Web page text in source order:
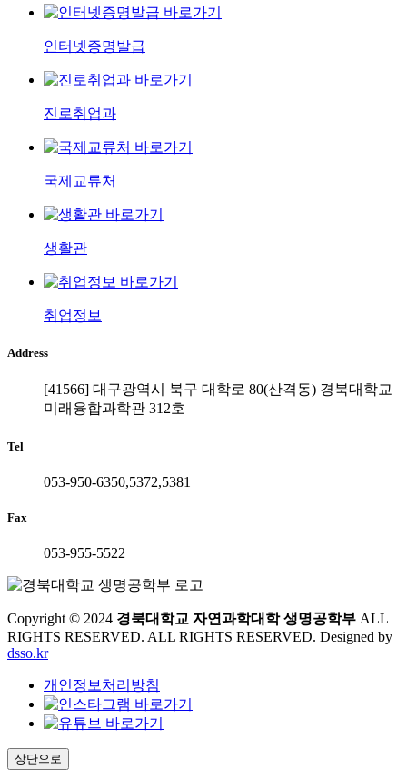
인터넷증명발급
진로취업과
국제교류처
생활관
취업정보
Address
[41566] 대구광역시 북구 대학로 80(산격동) 경북대학교
미래융합과학관 312호
Tel
053-950-6350,5372,5381
Fax
053-955-5522
Copyright © 2024 경북대학교 자연과학대학 생명공학부 ALL
RIGHTS RESERVED. ALL RIGHTS RESERVED. Designed by
dsso.kr
개인정보처리방침
상단으로